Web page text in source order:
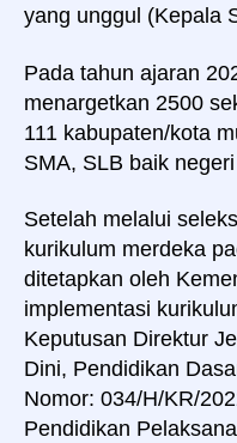
yang unggul (Kepala
Pada tahun ajaran
menargetkan 2500
111 kabupaten/kota
SMA, SLB baik
Setelah melalui
kurikulum merdeka
ditetapkan oleh
implementasi
Keputusan Direktur
Dini, Pendidikan
Nomor: 034/H/KR/
Pendidikan